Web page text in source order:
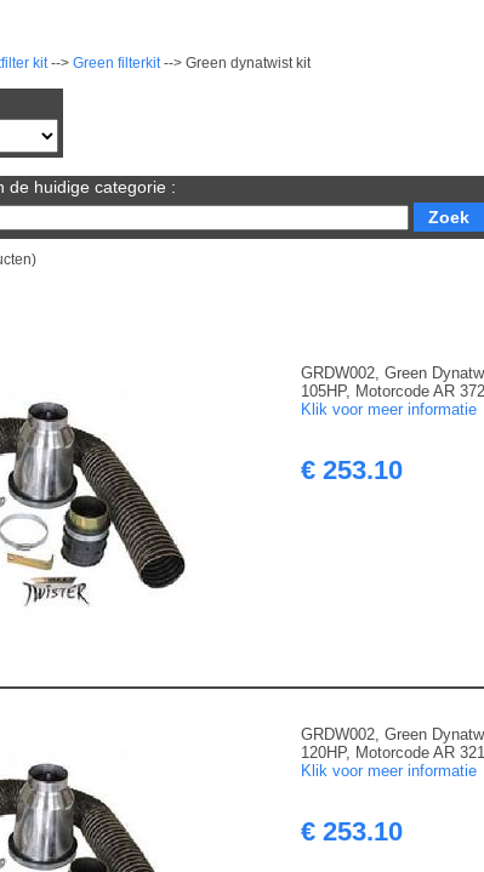
kit -->Green filterkit --> Green dynatwist kit
de huidige categorie :
GRDW002, Green
105HP, Motorcode AR
Klik voor meer informatie
€ 253.10
GRDW002, Green
120HP, Motorcode AR
Klik voor meer informatie
€ 253.10